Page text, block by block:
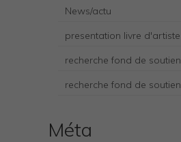
News/actu
presentation livre d'artiste
recherche fond de soutien
recherche fond de soutien
Méta